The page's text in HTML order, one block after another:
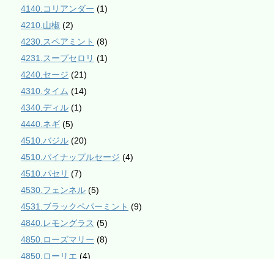
4140.コリアンダー (1)
4210.山椒 (2)
4230.スペアミント (8)
4231.スープセロリ (1)
4240.セージ (21)
4310.タイム (14)
4340.ディル (1)
4440.ネギ (5)
4510.バジル (20)
4510.パイナップルセージ (4)
4510.パセリ (7)
4530.フェンネル (5)
4531.ブラックペパーミント (9)
4840.レモングラス (5)
4850.ローズマリー (8)
4850.ローリエ (4)